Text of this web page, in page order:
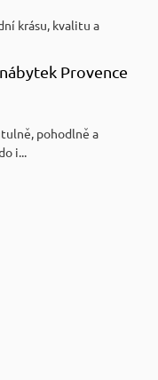
krásu, kvalitu a
Provence
pohodlně a
i...